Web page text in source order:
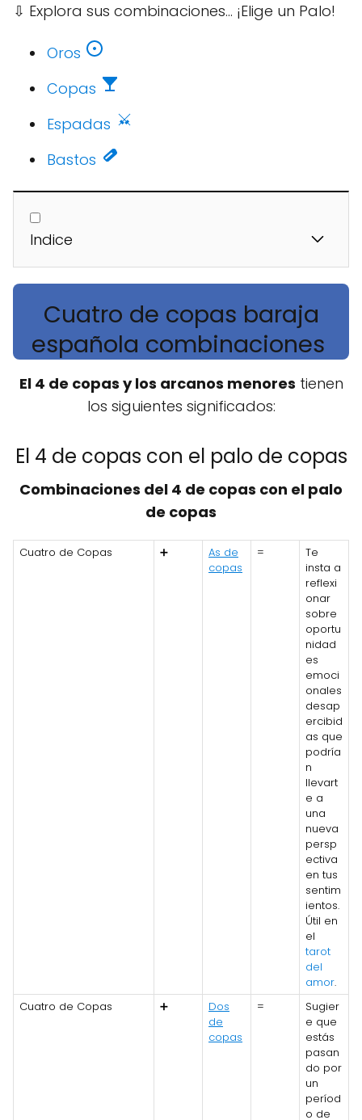
⇩ Explora sus combinaciones... ¡Elige un Palo!
Oros
Copas
Espadas
Bastos
Indice
Cuatro de copas baraja
española combinaciones
El 4 de copas y los arcanos menores tienen
los siguientes significados:
El 4 de copas con el palo de copas
Combinaciones del 4 de copas con el palo
de copas
Cuatro de Copas ➕
As de
copas
=
Te
insta a
reflexi
onar
sobre
oportu
nidad
es
emoci
onales
desap
ercibid
as que
podría
n
llevart
e a
una
nueva
persp
ectiva
en tus
sentim
ientos.
Útil en
el
tarot
del
amor.
Cuatro de Copas
➕
Dos
de
copas
=
Sugier
e que
estás
pasan
do por
un
períod
o de